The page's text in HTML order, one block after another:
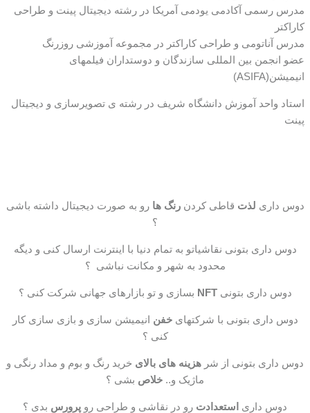
مدرس رسمی آکادمی یودمی آمریکا در رشته دیجیتال پینت و طراحی
کاراکتر
مدرس آناتومی و طراحی کاراکتر در مجموعه آموزشی روزرنگ
عضو انجمن بین المللی سازندگان و دوستداران فیلمهای
انیمیشن(ASIFA)
استاد واحد آموزش دانشگاه شریف در رشته ی تصویرسازی و دیجیتال
پینت
دوس داری لذت قاطی کردنرنگ ها رو به صورت دیجیتال داشته باشی
؟
دوس داری بتونی نقاشیاتو به تمام دنیا با اینترنت ارسال کنی و دیگه
محدود به شهر و مکانت نباشی ؟
دوس داری بتونی NFT بسازی و تو بازارهای جهانی شرکت کنی ؟
دوس داری بتونی با شرکتهایخفن انیمیشن سازی و بازی سازی کار
کنی ؟
دوس داری بتونی از شر هزینه های بالای خرید رنگ و بوم و مداد رنگی و
ماژیک و.. خلاص بشی ؟
دوس داری استعدادت رو در نقاشی و طراحی رو پرورس بدی ؟